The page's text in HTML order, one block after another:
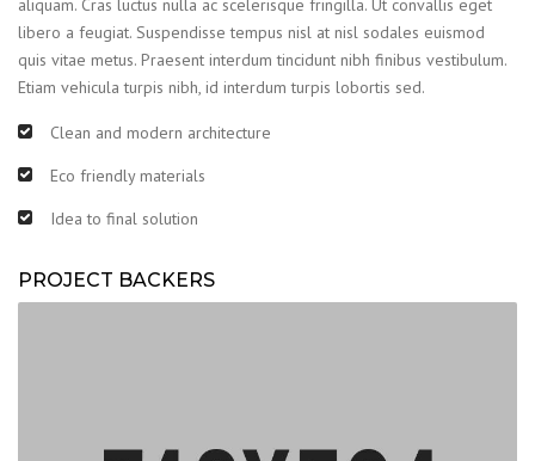
aliquam. Cras luctus nulla ac scelerisque fringilla. Ut convallis eget
libero a feugiat. Suspendisse tempus nisl at nisl sodales euismod
quis vitae metus. Praesent interdum tincidunt nibh finibus vestibulum.
Etiam vehicula turpis nibh, id interdum turpis lobortis sed.
Clean and modern architecture
Eco friendly materials
Idea to final solution
PROJECT BACKERS